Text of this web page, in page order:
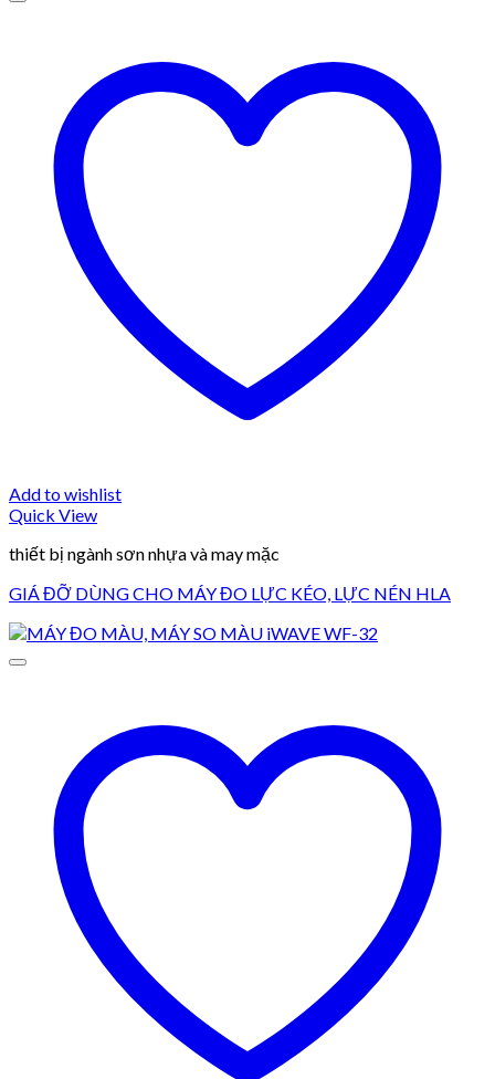
Add to wishlist
Quick View
thiết bị ngành sơn nhựa và may mặc
GIÁ ĐỠ DÙNG CHO MÁY ĐO LỰC KÉO, LỰC NÉN HLA